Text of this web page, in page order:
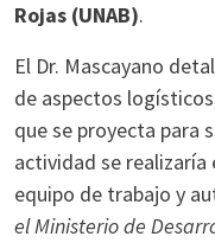
Rojas (UNAB).
El Dr. Mascayano
de aspectos
que se proyecta para
actividad se
equipo de trabajo y
el Ministerio de